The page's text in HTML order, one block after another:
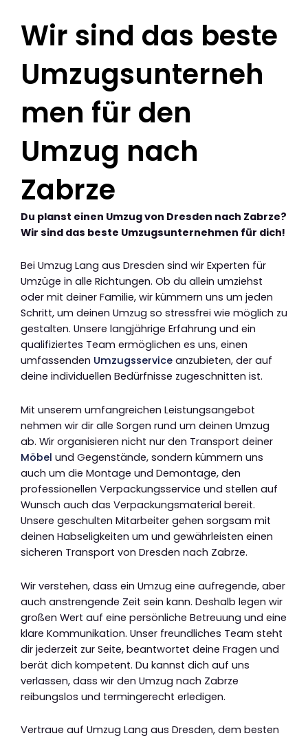
Wir sind das beste
Umzugsunterneh
men für den
Umzug nach
Zabrze
Du planst einen Umzug von Dresden nach Zabrze?
Wir sind das beste Umzugsunternehmen für dich!
Bei Umzug Lang aus Dresden sind wir Experten für
Umzüge in alle Richtungen. Ob du allein umziehst
oder mit deiner Familie, wir kümmern uns um jeden
Schritt, um deinen Umzug so stressfrei wie möglich zu
gestalten. Unsere langjährige Erfahrung und ein
qualifiziertes Team ermöglichen es uns, einen
umfassenden Umzugsservice anzubieten, der auf
deine individuellen Bedürfnisse zugeschnitten ist.
Mit unserem umfangreichen Leistungsangebot
nehmen wir dir alle Sorgen rund um deinen Umzug
ab. Wir organisieren nicht nur den Transport deiner
Möbel und Gegenstände, sondern kümmern uns
auch um die Montage und Demontage, den
professionellen Verpackungsservice und stellen auf
Wunsch auch das Verpackungsmaterial bereit.
Unsere geschulten Mitarbeiter gehen sorgsam mit
deinen Habseligkeiten um und gewährleisten einen
sicheren Transport von Dresden nach Zabrze.
Wir verstehen, dass ein Umzug eine aufregende, aber
auch anstrengende Zeit sein kann. Deshalb legen wir
großen Wert auf eine persönliche Betreuung und eine
klare Kommunikation. Unser freundliches Team steht
dir jederzeit zur Seite, beantwortet deine Fragen und
berät dich kompetent. Du kannst dich auf uns
verlassen, dass wir den Umzug nach Zabrze
reibungslos und termingerecht erledigen.
Vertraue auf Umzug Lang aus Dresden, dem besten